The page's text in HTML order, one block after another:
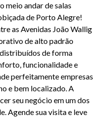
meio andar de salas
de Porto Alegre!
as Avenidas João Wallig
de alto padrão
de forma
funcionalidade e
perfeitamente empresas
e bem localizado. A
seu negócio em um dos
Agende sua visita e leve